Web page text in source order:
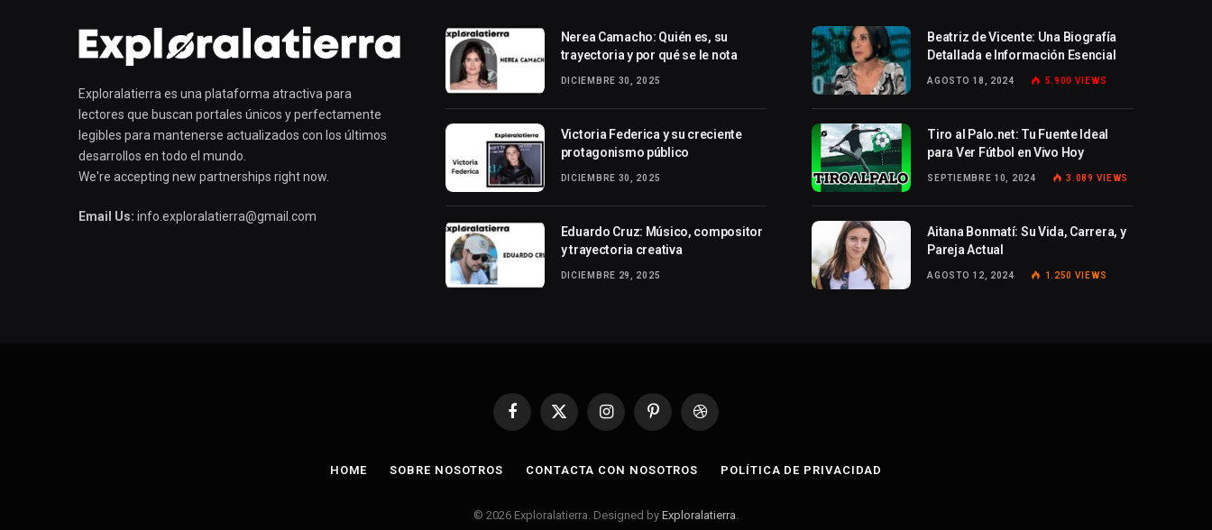
Exploralatierra es una plataforma atractiva para
lectores que buscan portales únicos y perfectamente
legibles para mantenerse actualizados con los últimos
desarrollos en todo el mundo.
We're accepting new partnerships right now.
Email Us: info.exploralatierra@gmail.com
Nerea Camacho: Quién es, su
trayectoria y por qué se le nota
DICIEMBRE 30, 2025
Victoria Federica y su creciente
protagonismo público
DICIEMBRE 30, 2025
Eduardo Cruz: Músico, compositor
y trayectoria creativa
DICIEMBRE 29, 2025
Beatriz de Vicente: Una Biografía
Detallada e Información Esencial
AGOSTO 18, 2024 5.900 VIEWS
Tiro al Palo.net: Tu Fuente Ideal
para Ver Fútbol en Vivo Hoy
SEPTIEMBRE 10, 2024 3.089 VIEWS
Aitana Bonmatí: Su Vida, Carrera, y
Pareja Actual
AGOSTO 12, 2024 1.250 VIEWS
Facebook
X
InstagramPinterestDribbble
HOME SOBRE NOSOTROS CONTACTA CON NOSOTROS POLÍTICA DE PRIVACIDAD
© 2026 Exploralatierra. Designed by Exploralatierra